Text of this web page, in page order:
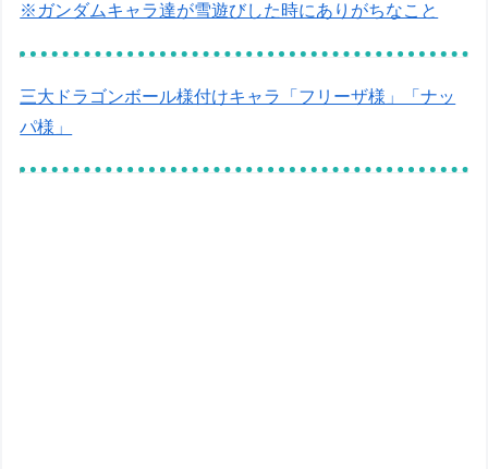
※ガンダムキャラ達が雪遊びした時にありがちなこと
三大ドラゴンボール様付けキャラ「フリーザ様」「ナッ
パ様」